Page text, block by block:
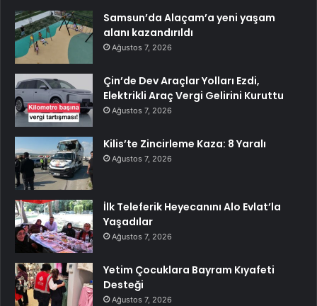
Samsun’da Alaçam’a yeni yaşam
alanı kazandırıldı
Ağustos 7, 2026
Çin’de Dev Araçlar Yolları Ezdi,
Elektrikli Araç Vergi Gelirini Kuruttu
Ağustos 7, 2026
Kilis’te Zincirleme Kaza: 8 Yaralı
Ağustos 7, 2026
İlk Teleferik Heyecanını Alo Evlat’la
Yaşadılar
Ağustos 7, 2026
Yetim Çocuklara Bayram Kıyafeti
Desteği
Ağustos 7, 2026